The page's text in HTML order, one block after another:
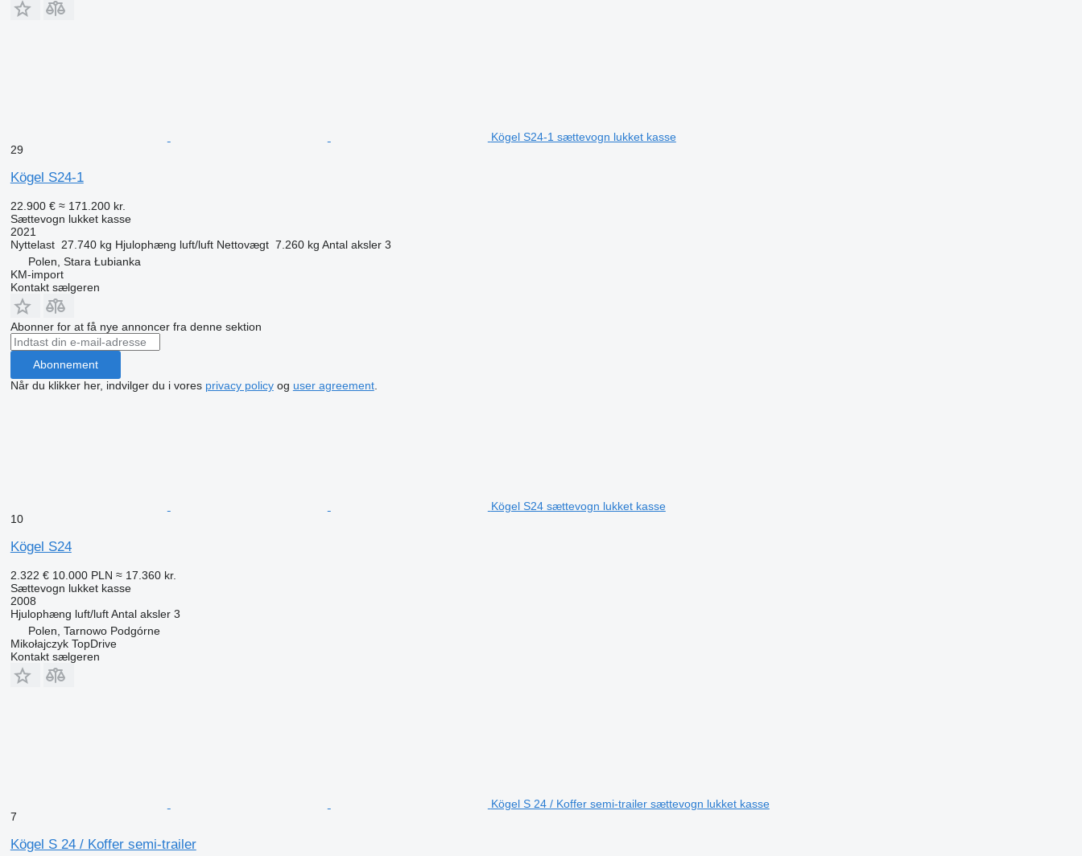
Kögel S24-1 sættevogn lukket kasse
29
Kögel S24-1
22.900 € ≈ 171.200 kr.
Sættevogn lukket kasse
2021
Nyttelast 27.740 kg Hjulophæng luft/luft Nettovægt 7.260 kg Antal aksler 3
Polen, Stara Łubianka
KM-import
Kontakt sælgeren
Abonner for at få nye annoncer fra denne sektion
Abonnement
Når du klikker her, indvilger du i vores privacy policyog user agreement.
Kögel S24 sættevogn lukket kasse
10
Kögel S24
2.322 € 10.000 PLN ≈ 17.360 kr.
Sættevogn lukket kasse
2008
Hjulophæng luft/luft Antal aksler 3
Polen, Tarnowo Podgórne
Mikołajczyk TopDrive
Kontakt sælgeren
Kögel S 24 / Koffer semi-trailer sættevogn lukket kasse
7
Kögel S 24 / Koffer semi-trailer